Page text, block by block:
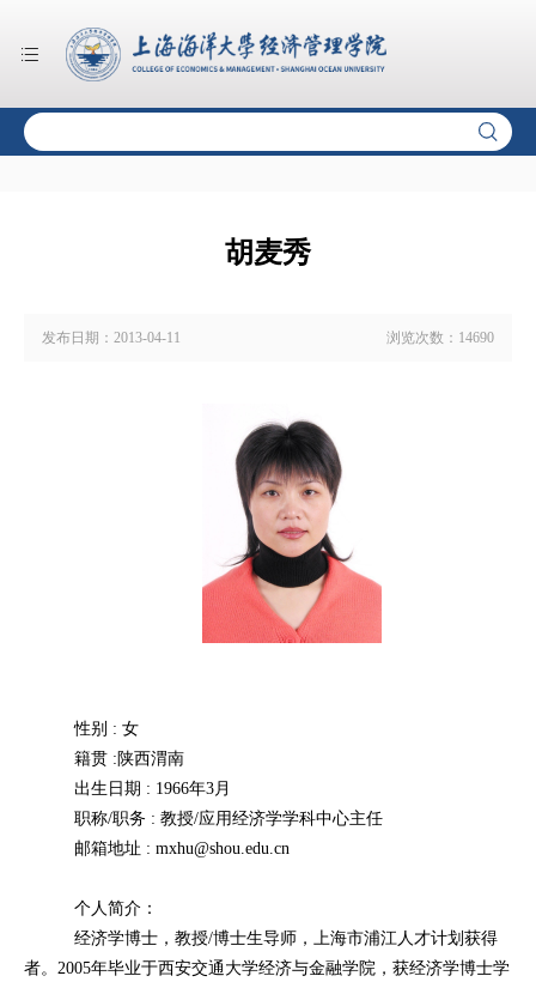
胡麦秀
发布日期： 2013-04-11 浏览次数： 14690
性别 : 女
籍贯 :陕西渭南
出生日期 : 1966年3月
职称/职务 : 教授/应用经济学学科中心主任
邮箱地址 : mxhu@shou.edu.cn
个人简介：
经济学博士，教授/博士生导师，上海市浦江人才计划获得
者。2005年毕业于西安交通大学经济与金融学院，获经济学博士学